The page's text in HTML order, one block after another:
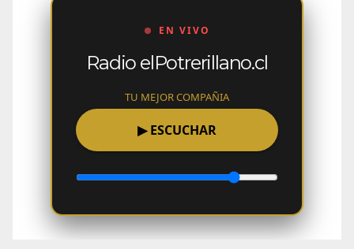
EN VIVO
Radio elPotrerillano.cl
TU MEJOR COMPAÑIA
▶ ESCUCHAR